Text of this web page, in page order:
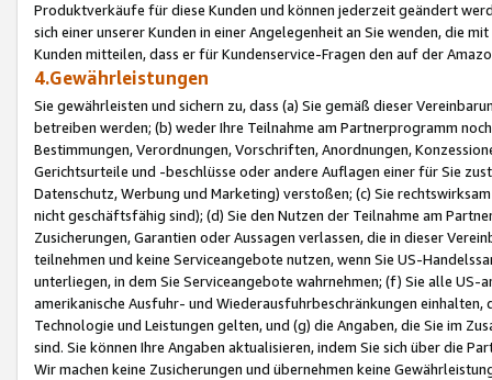
Produktverkäufe für diese Kunden und können jederzeit geändert
sich einer unserer Kunden in einer Angelegenheit an Sie wenden, die
Kunden mitteilen, dass er für Kundenservice-Fragen den auf der
4.Gewährleistungen
Sie gewährleisten und sichern zu, dass (a) Sie gemäß dieser
betreiben werden; (b) weder Ihre Teilnahme am Partnerprogramm
Bestimmungen, Verordnungen, Vorschriften, Anordnungen,
Gerichtsurteile und -beschlüsse oder andere Auflagen einer für Sie
Datenschutz, Werbung und Marketing) verstoßen; (c) Sie
nicht geschäftsfähig sind); (d) Sie den Nutzen der Teilnahme am
Zusicherungen, Garantien oder Aussagen verlassen, die in dieser
teilnehmen und keine Serviceangebote nutzen, wenn Sie US-
unterliegen, in dem Sie Serviceangebote wahrnehmen; (f) Sie alle
amerikanische Ausfuhr- und Wiederausfuhrbeschränkungen
Technologie und Leistungen gelten, und (g) die Angaben, die Sie im
sind. Sie können Ihre Angaben aktualisieren, indem Sie sich über die
Wir machen keine Zusicherungen und übernehmen keine